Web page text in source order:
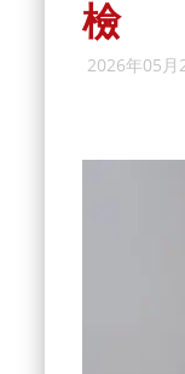
檢
2026年05月